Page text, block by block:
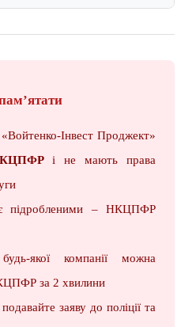
Інвест Проджект»
і не мають права
підробленими – НКЦПФР
якої компанії можна
за 2 хвилини
заяву до поліції та